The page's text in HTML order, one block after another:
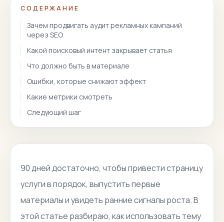
СОДЕРЖАНИЕ
Зачем продвигать аудит рекламных кампаний
через SEO
Какой поисковый интент закрывает статья
Что должно быть в материале
Ошибки, которые снижают эффект
Какие метрики смотреть
Следующий шаг
90 дней достаточно, чтобы привести страницу
услуги в порядок, выпустить первые
материалы и увидеть ранние сигналы роста. В
этой статье разбираю, как использовать тему